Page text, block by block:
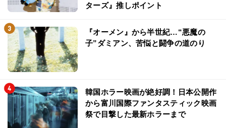
ターズ』推しポイント
『オーメン』から半世紀…“悪魔の
子”ダミアン、苦悩と闘争の道のり
韓国ホラー映画が絶好調！日本公開作
から富川国際ファンタスティック映画
祭で目撃した最新ホラーまで